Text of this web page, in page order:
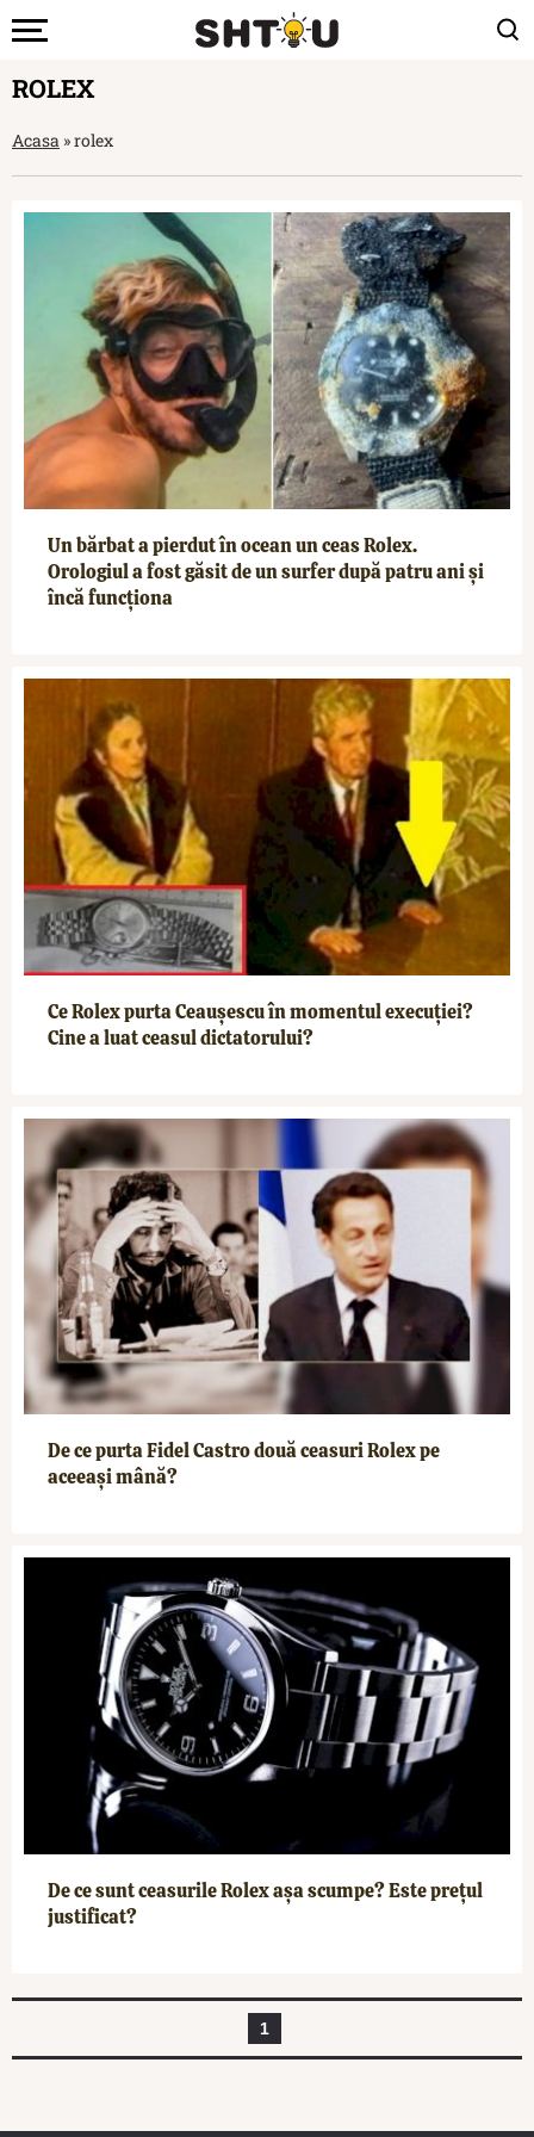
ROLEX
Acasa »rolex
Un bărbat a pierdut în ocean un ceas Rolex.
Orologiul a fost găsit de un surfer după patru ani și
încă funcționa
Ce Rolex purta Ceaușescu în momentul execuției?
Cine a luat ceasul dictatorului?
De ce purta Fidel Castro două ceasuri Rolex pe
aceeași mână?
De ce sunt ceasurile Rolex așa scumpe? Este prețul
justificat?
1